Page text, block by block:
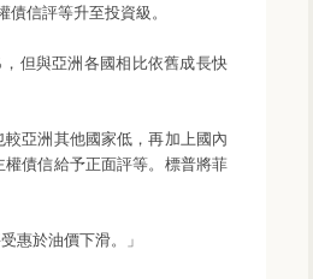
信評等升至投資級。
但與亞洲各國相比依舊成長快
亞洲其他國家低，再加上國內
債信給予正面評等。標普將菲
惠於油價下滑。」